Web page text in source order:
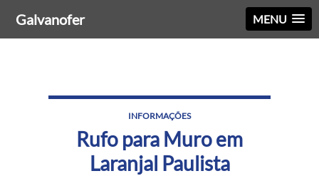
Galvanofer MENU
INFORMAÇÕES
Rufo para Muro em
Laranjal Paulista